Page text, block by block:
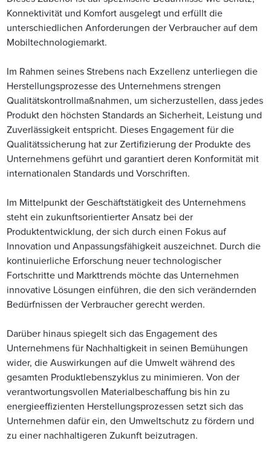
Konnektivität und Komfort ausgelegt und erfüllt die
unterschiedlichen Anforderungen der Verbraucher auf dem
Mobiltechnologiemarkt.
Im Rahmen seines Strebens nach Exzellenz unterliegen die
Herstellungsprozesse des Unternehmens strengen
Qualitätskontrollmaßnahmen, um sicherzustellen, dass jedes
Produkt den höchsten Standards an Sicherheit, Leistung und
Zuverlässigkeit entspricht. Dieses Engagement für die
Qualitätssicherung hat zur Zertifizierung der Produkte des
Unternehmens geführt und garantiert deren Konformität mit
internationalen Standards und Vorschriften.
Im Mittelpunkt der Geschäftstätigkeit des Unternehmens
steht ein zukunftsorientierter Ansatz bei der
Produktentwicklung, der sich durch einen Fokus auf
Innovation und Anpassungsfähigkeit auszeichnet. Durch die
kontinuierliche Erforschung neuer technologischer
Fortschritte und Markttrends möchte das Unternehmen
innovative Lösungen einführen, die den sich verändernden
Bedürfnissen der Verbraucher gerecht werden.
Darüber hinaus spiegelt sich das Engagement des
Unternehmens für Nachhaltigkeit in seinen Bemühungen
wider, die Auswirkungen auf die Umwelt während des
gesamten Produktlebenszyklus zu minimieren. Von der
verantwortungsvollen Materialbeschaffung bis hin zu
energieeffizienten Herstellungsprozessen setzt sich das
Unternehmen dafür ein, den Umweltschutz zu fördern und
zu einer nachhaltigeren Zukunft beizutragen.